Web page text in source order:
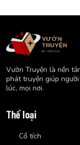
Vườn Truyện là nền
phát truyện giúp
lúc, mọi nơi.
Thể loại
Cổ tích